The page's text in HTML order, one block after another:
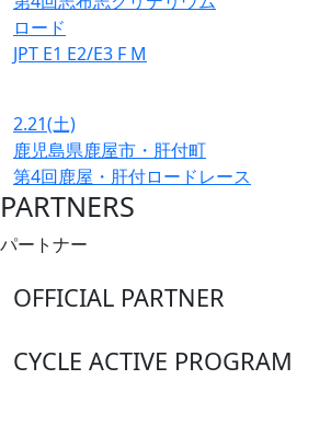
ロード
JPT E1 E2/E3 F M
2.21(土)
鹿児島県鹿屋市・肝付町
第4回鹿屋・肝付ロードレース
PARTNERS
パートナー
OFFICIAL PARTNER
CYCLE ACTIVE PROGRAM